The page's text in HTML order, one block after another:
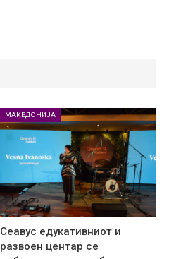
МАКЕДОНИЈА
Сеавус едукативниот и
развоен центар се